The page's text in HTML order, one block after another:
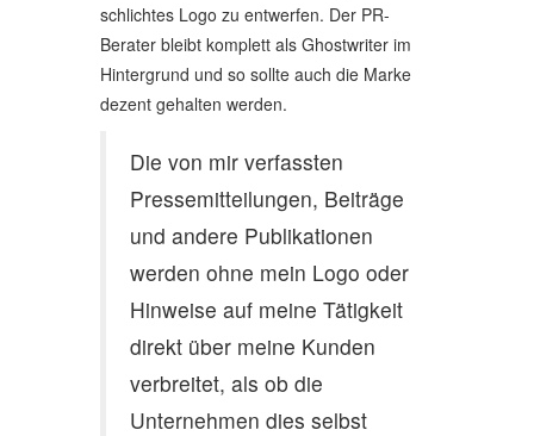
schlichtes Logo zu entwerfen. Der PR-
Berater bleibt komplett als Ghostwriter im
Hintergrund und so sollte auch die Marke
dezent gehalten werden.
Die von mir verfassten
Pressemitteilungen, Beiträge
und andere Publikationen
werden ohne mein Logo oder
Hinweise auf meine Tätigkeit
direkt über meine Kunden
verbreitet, als ob die
Unternehmen dies selbst